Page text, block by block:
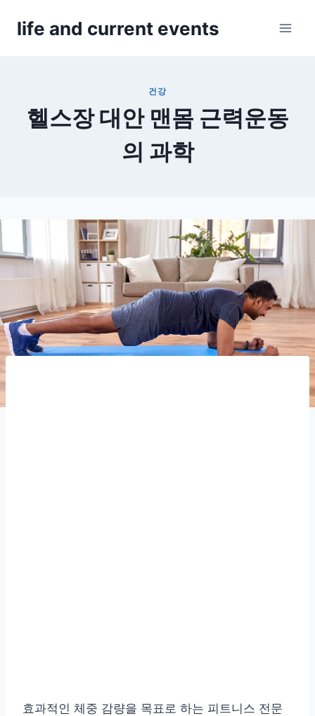
life and current events
건강
헬스장 대안 맨몸 근력운동
의 과학
효과적인 체중 감량을 목표로 하는 피트니스 전문